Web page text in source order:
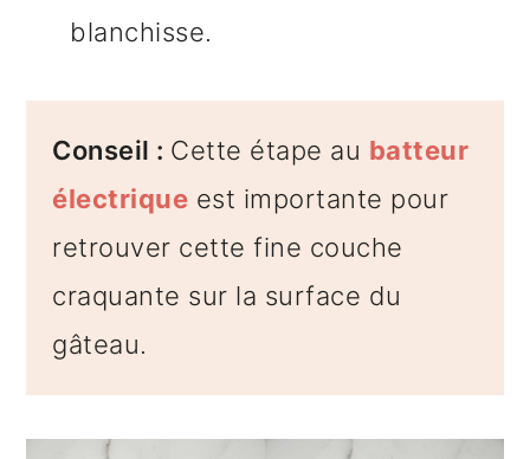
blanchisse.
Conseil : Cette étape au batteur
électrique est importante pour
retrouver cette fine couche
craquante sur la surface du
gâteau.